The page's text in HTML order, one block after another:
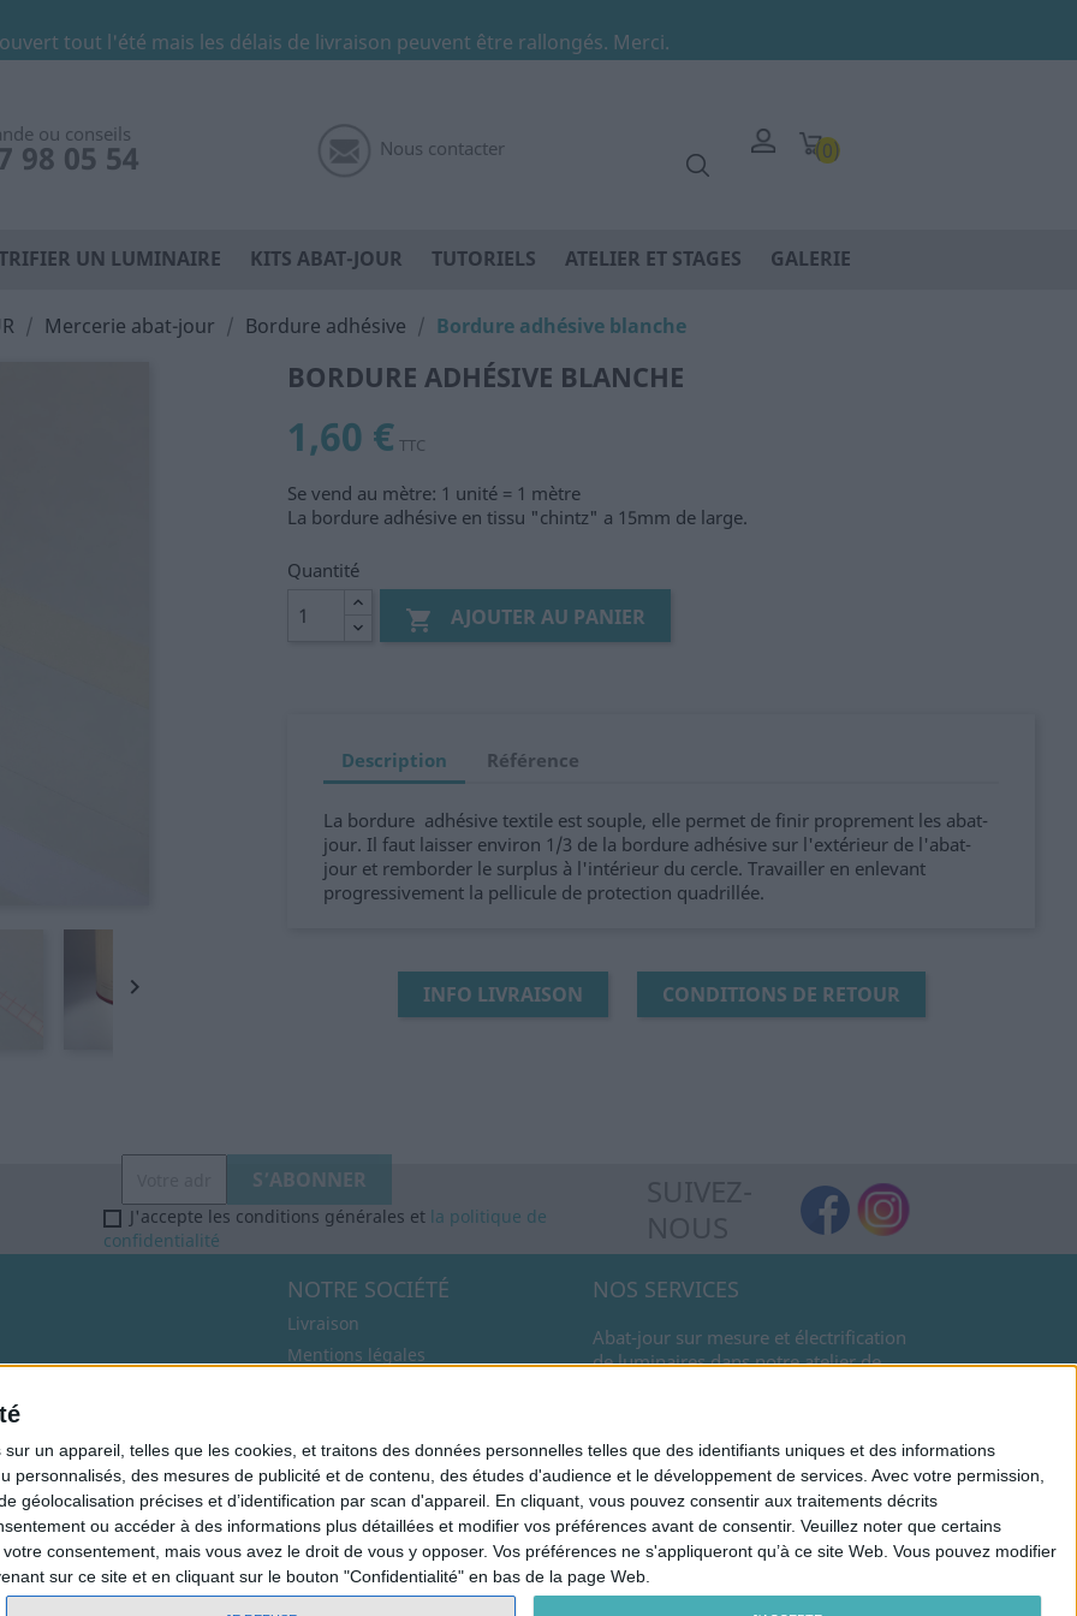
un appareil, telles que les cookies, et traitons des données personnelles telles que des identifiants uniques et des informations
des mesures de publicité et de contenu, des études d'audience et le développement de services. Avec votre permission,
géolocalisation précises et d’identification par scan d'appareil. En cliquant, vous pouvez consentir aux traitements décrits
ou accéder à des informations plus détaillées et modifier vos préférences avant de consentir. Veuillez noter que certains
consentement, mais vous avez le droit de vous y opposer. Vos préférences ne s'appliqueront qu’à ce site Web. Vous pouvez modifier
sur ce site et en cliquant sur le bouton "Confidentialité" en bas de la page Web.
tout l'été mais les délais de livraison peuvent être rallongés. Merci.
(0)
ou conseils
98 05 54 Nous contacter
UN LUMINAIRE KITS ABAT-JOUR TUTORIELS ATELIER ET STAGES GALERIE
Mercerie abat-jour Bordure adhésive Bordure adhésive blanche

BORDURE ADHÉSIVE BLANCHE
1,60 € TTC
Se vend au mètre: 1 unité = 1 mètre
La bordure adhésive en tissu "chintz" a 15mm de large.
Quantité
 AJOUTER AU PANIER
Description Référence
La bordure adhésive textile est souple, elle permet de finir proprement les abat-
jour. Il faut laisser environ 1/3 de la bordure adhésive sur l'extérieur de l'abat-
jour et remborder le surplus à l'intérieur du cercle. Travailler en enlevant
progressivement la pellicule de protection quadrillée.
INFO LIVRAISON CONDITIONS DE RETOUR
J'accepte les conditions générales et la politique de
confidentialité
NOTRE SOCIÉTÉ
Livraison
Mentions légales
Paiement sécurisé
Conditions de retour
Politique de confidentialité
NOS SERVICES
Abat-jour sur mesure et électrification
de luminaires dans notre atelier de
LES STAGES
Présentation des stages abat-jour
© 2026 - Logiciel e-commerce par PrestaShop™